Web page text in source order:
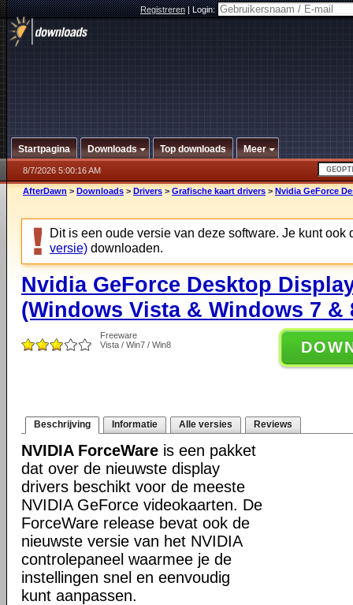
Registreren|Login:
Startpagina Downloads Top downloads Meer
8/7/2026 5:00:16 AM
AfterDawn > Downloads > Drivers > Grafische kaart drivers > Nvidia GeForce
Dit is een oude versie van deze software. Je kunt ook
versie) downloaden.
Nvidia GeForce Desktop
(Windows Vista & Windows 7 &
Freeware
Vista / Win7 / Win8
Beschrijving Informatie Alle versies Reviews
NVIDIA ForceWare is een pakket
dat over de nieuwste display
drivers beschikt voor de meeste
NVIDIA GeForce videokaarten. De
ForceWare release bevat ook de
nieuwste versie van het NVIDIA
controlepaneel waarmee je de
instellingen snel en eenvoudig
kunt aanpassen.